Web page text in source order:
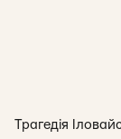
Трагедія